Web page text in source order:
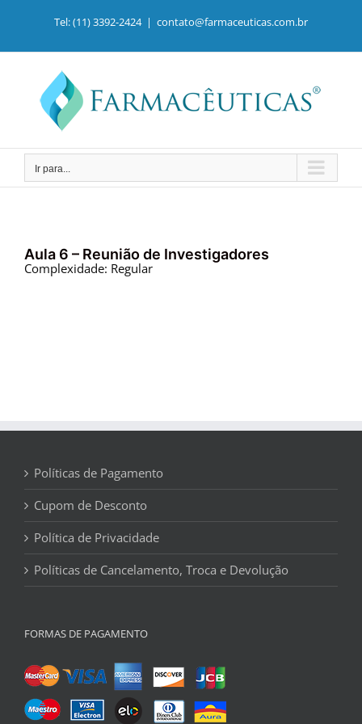
conteúdo
Tel: (11) 3392-2424 | contato@farmaceuticas.com.br
Ir para...
Aula 6 – Reunião de Investigadores
Complexidade: Regular
Políticas de Pagamento
Cupom de Desconto
Política de Privacidade
Políticas de Cancelamento, Troca e Devolução
FORMAS DE PAGAMENTO